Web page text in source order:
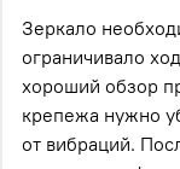
Зеркало
ограничивало
хороший обзор
крепежа нужно
от вибраций.